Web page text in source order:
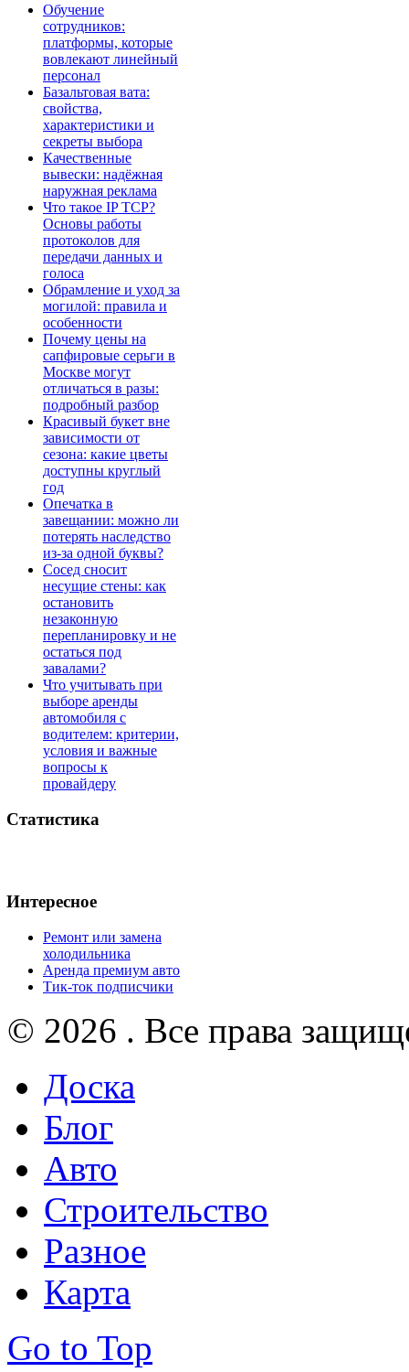
Обучение
сотрудников:
платформы, которые
вовлекают линейный
персонал
Базальтовая вата:
свойства,
характеристики и
секреты выбора
Качественные
вывески: надёжная
наружная реклама
Что такое IP TCP?
Основы работы
протоколов для
передачи данных и
голоса
Обрамление и уход за
могилой: правила и
особенности
Почему цены на
сапфировые серьги в
Москве могут
отличаться в разы:
подробный разбор
Красивый букет вне
зависимости от
сезона: какие цветы
доступны круглый
год
Опечатка в
завещании: можно ли
потерять наследство
из-за одной буквы?
Сосед сносит
несущие стены: как
остановить
незаконную
перепланировку и не
остаться под
завалами?
Что учитывать при
выборе аренды
автомобиля с
водителем: критерии,
условия и важные
вопросы к
провайдеру
Статистика
Интересное
Ремонт или замена
холодильника
Аренда премиум авто
Тик-ток подписчики
© 2026 . Все права
Доска
Блог
Авто
Строительство
Разное
Карта
Go to Top